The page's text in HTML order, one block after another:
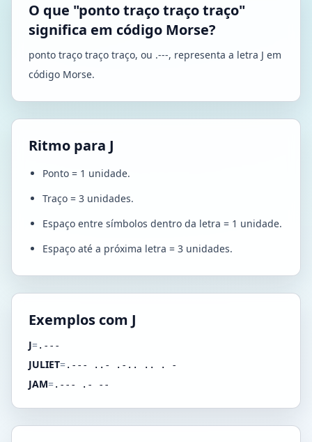
O que "ponto traço traço traço"
significa em código Morse?
ponto traço traço traço, ou .---, representa a letra J em
código Morse.
Ritmo para J
Ponto = 1 unidade.
Traço = 3 unidades.
Espaço entre símbolos dentro da letra = 1 unidade.
Espaço até a próxima letra = 3 unidades.
Exemplos com J
J=.---
JULIET=.--- ..- .-.. .. . -
JAM=.--- .- --